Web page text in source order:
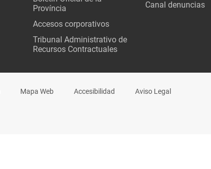
Província
Accesos corporativos
Tribunal Administrativo de
Recursos Contractuales
Canal denuncias
Mapa Web Accesibilidad Aviso Legal